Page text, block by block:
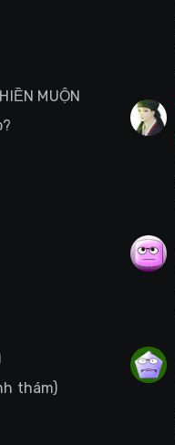
MUỘN
thám)